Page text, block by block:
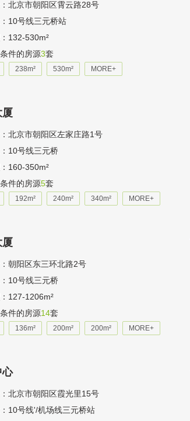
北京市朝阳区霄云路28号
10号线三元桥站
132-530m²
件的房源3套
238m² 530m² MORE+
厦
北京市朝阳区左家庄路1号
10号线三元桥
160-350m²
件的房源5套
192m² 240m² 340m² MORE+
朝阳区东三环北路2号
10号线三元桥
127-1206m²
件的房源14套
136m² 200m² 200m² MORE+
心
北京市朝阳区霞光里15号
10号线'/机场线三元桥站